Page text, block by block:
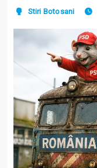
Stiri Botosani